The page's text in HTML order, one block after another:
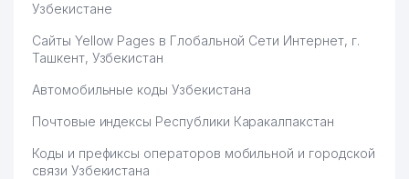
Узбекистане
Сайты Yellow Pages в Глобальной Сети Интернет, г.
Ташкент, Узбекистан
Автомобильные коды Узбекистана
Почтовые индексы Республики Каракалпакстан
Коды и префиксы операторов мобильной и городской
связи Узбекистана